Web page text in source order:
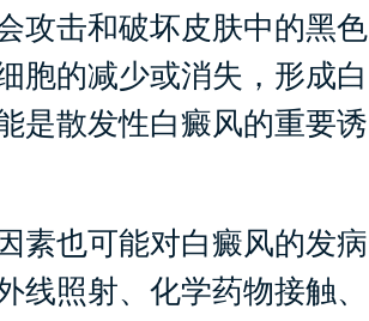
攻击和破坏皮肤中的黑色
胞的减少或消失，形成白
是散发性白癜风的重要诱
也可能对白癜风的发病
线照射、化学药物接触、